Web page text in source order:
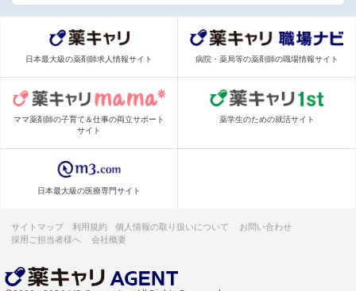
日本最大級の薬剤師求人情報サイト 病院・薬局等の薬剤師の職場情報サイト
ママ薬剤師の子育て＆仕事の両立サポート
サイト
薬学生のための就活サイト
日本最大級の医療専門サイト
サイトマップ 利用規約 個人情報の取り扱いについて
お問い合わせ
採用ご担当者様へ
会社概要